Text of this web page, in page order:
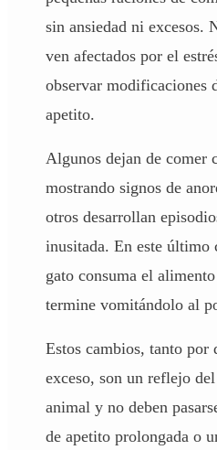
sin ansiedad ni excesos.
ven afectados por el
observar modificaciones
apetito.
Algunos dejan de comer
mostrando signos de
otros desarrollan
inusitada. En este último
gato consuma el
termine vomitándolo al
Estos cambios, tanto por
exceso, son un reflejo
animal y no deben
de apetito prolongada o